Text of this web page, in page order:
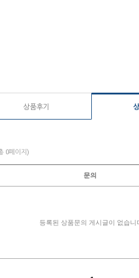
상품후기